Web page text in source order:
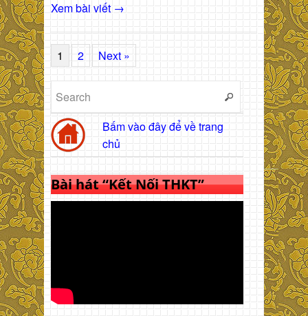
Xem bài viết →
1 2 Next »
Bấm vào đây để về trang
chủ
Bài hát “Kết Nối THKT”